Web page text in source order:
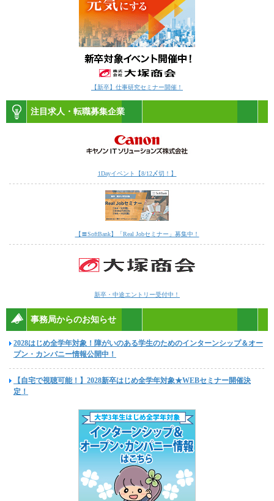
【新卒】仕事研究セミナー開催！
注目求人・転職募集企業
1Dayイベント【8/12〆切！】
【〓SoftBank】「Real Jobセミナー」募集中！
新卒・中途エントリー受付中！
事務局からのお知らせ
2028はじめ全学年対象！障がいのある学生のためのインターンシップ＆オー
プン・カンパニー情報公開中！
【自宅で視聴可能！】2028新卒はじめ全学年対象★WEBセミナー開催決
定！